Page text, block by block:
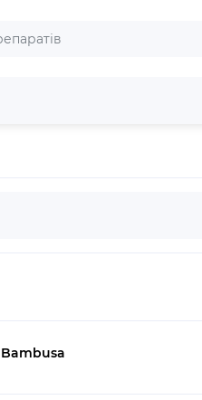
Bambusa